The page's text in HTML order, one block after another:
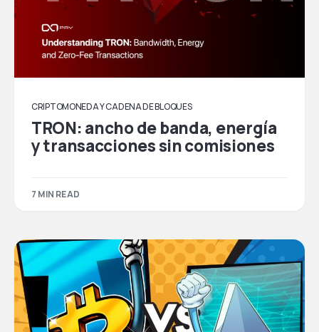
CRIPTOMONEDA Y CADENA DE BLOQUES
TRON: ancho de banda, energía
y transacciones sin comisiones
7 MIN READ